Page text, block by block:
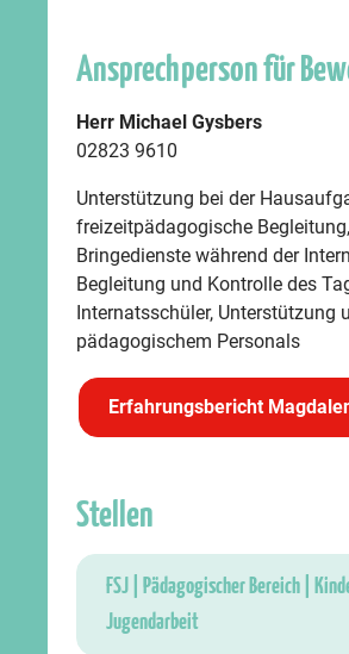
Ansprechperson für
Herr Michael Gysbers
02823 9610
Unterstützung bei der
freizeitpädagogische
Bringedienste während der
Begleitung und Kontrolle des
Internatsschüler, Unterstützung
pädagogischem Personals
Erfahrungsbericht
Stellen
FSJ | Pädagogischer Bereich |
Jugendarbeit